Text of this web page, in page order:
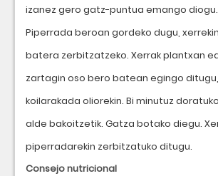
izanez gero gatz-puntua emango diogu.
Piperrada beroan gordeko dugu, xerrekin
batera zerbitzatzeko. Xerrak plantxan
zartagin oso bero batean egingo ditugu,
koilarakada oliorekin. Bi minutuz
alde bakoitzetik. Gatza botako diegu.
piperradarekin zerbitzatuko ditugu.
Consejo nutricional